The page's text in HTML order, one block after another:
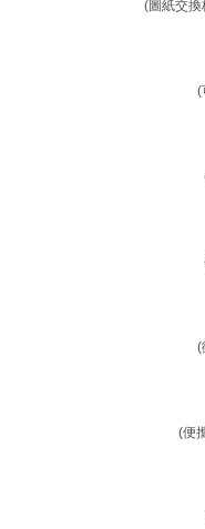
(圖紙交
(
(
(便